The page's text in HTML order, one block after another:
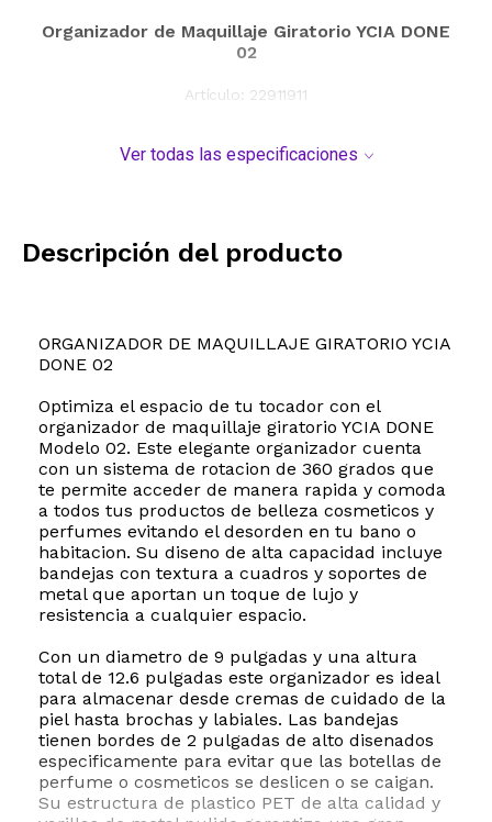
Organizador de Maquillaje Giratorio YCIA DONE
02
Artículo: 22911911
Ver todas las especificaciones
Descripción del producto
ORGANIZADOR DE MAQUILLAJE GIRATORIO YCIA
DONE 02
Optimiza el espacio de tu tocador con el
organizador de maquillaje giratorio YCIA DONE
Modelo 02. Este elegante organizador cuenta
con un sistema de rotacion de 360 grados que
te permite acceder de manera rapida y comoda
a todos tus productos de belleza cosmeticos y
perfumes evitando el desorden en tu bano o
habitacion. Su diseno de alta capacidad incluye
bandejas con textura a cuadros y soportes de
metal que aportan un toque de lujo y
resistencia a cualquier espacio.
Con un diametro de 9 pulgadas y una altura
total de 12.6 pulgadas este organizador es ideal
para almacenar desde cremas de cuidado de la
piel hasta brochas y labiales. Las bandejas
tienen bordes de 2 pulgadas de alto disenados
especificamente para evitar que las botellas de
perfume o cosmeticos se deslicen o se caigan.
Su estructura de plastico PET de alta calidad y